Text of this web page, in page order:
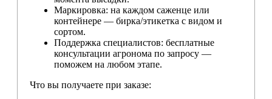
Маркировка: на каждом саженце или
контейнере — бирка/этикетка с видом и
сортом.
Поддержка специалистов: бесплатные
консультации агронома по запросу —
поможем на любом этапе.
Что вы получаете при заказе: